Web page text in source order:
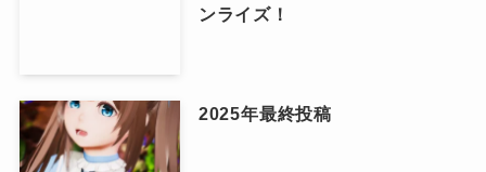
ンライズ！
2025年最終投稿